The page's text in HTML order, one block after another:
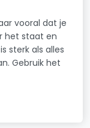
vooral dat je
het staat en
sterk als alles
Gebruik het